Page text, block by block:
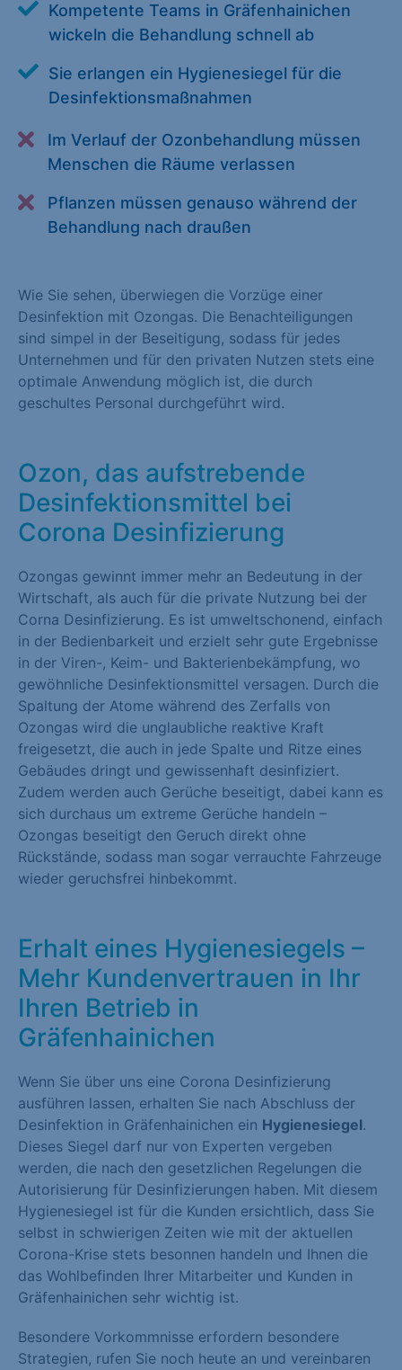
Kompetente Teams in Gräfenhainichen
wickeln die Behandlung schnell ab
Sie erlangen ein Hygienesiegel für die
Desinfektionsmaßnahmen
Im Verlauf der Ozonbehandlung müssen
Menschen die Räume verlassen
Pflanzen müssen genauso während der
Behandlung nach draußen
Wie Sie sehen, überwiegen die Vorzüge einer
Desinfektion mit Ozongas. Die Benachteiligungen
sind simpel in der Beseitigung, sodass für jedes
Unternehmen und für den privaten Nutzen stets eine
optimale Anwendung möglich ist, die durch
geschultes Personal durchgeführt wird.
Ozon, das aufstrebende
Desinfektionsmittel bei
Corona Desinfizierung
Ozongas gewinnt immer mehr an Bedeutung in der
Wirtschaft, als auch für die private Nutzung bei der
Corna Desinfizierung. Es ist umweltschonend, einfach
in der Bedienbarkeit und erzielt sehr gute Ergebnisse
in der Viren-, Keim- und Bakterienbekämpfung, wo
gewöhnliche Desinfektionsmittel versagen. Durch die
Spaltung der Atome während des Zerfalls von
Ozongas wird die unglaubliche reaktive Kraft
freigesetzt, die auch in jede Spalte und Ritze eines
Gebäudes dringt und gewissenhaft desinfiziert.
Zudem werden auch Gerüche beseitigt, dabei kann es
sich durchaus um extreme Gerüche handeln –
Ozongas beseitigt den Geruch direkt ohne
Rückstände, sodass man sogar verrauchte Fahrzeuge
wieder geruchsfrei hinbekommt.
Erhalt eines Hygienesiegels –
Mehr Kundenvertrauen in Ihr
Ihren Betrieb in
Gräfenhainichen
Wenn Sie über uns eine Corona Desinfizierung
ausführen lassen, erhalten Sie nach Abschluss der
Desinfektion in Gräfenhainichen ein Hygienesiegel.
Dieses Siegel darf nur von Experten vergeben
werden, die nach den gesetzlichen Regelungen die
Autorisierung für Desinfizierungen haben. Mit diesem
Hygienesiegel ist für die Kunden ersichtlich, dass Sie
selbst in schwierigen Zeiten wie mit der aktuellen
Corona-Krise stets besonnen handeln und Ihnen die
das Wohlbefinden Ihrer Mitarbeiter und Kunden in
Gräfenhainichen sehr wichtig ist.
Besondere Vorkommnisse erfordern besondere
Strategien, rufen Sie noch heute an und vereinbaren
Alle akzeptieren Speichern
Essenziell (1)
Essenzielle Cookies ermöglichen grundlegende Funktionen und
sind für die einwandfreie Funktion der Website erforderlich.
Statistiken (1)
Informationen helfen uns zu verstehen, wie unsere Besucher
unsere Website nutzen. Statistik Cookies erfassen Informationen
anonym. Diese Informationen helfen uns zu verstehen, wie
unsere Besucher unsere Website nutzen.
Cookie-Informationen anzeigen
verwendet, um personalisierte Werbung anzuzeigen. Sie tun
dies, indem sie Besucher über Websites hinweg verfolgen.
Cookie-Informationen anzeigen
Externe Medien (1)
Inhalte von Videoplattformen und Social-Media-Plattformen
werden standardmäßig blockiert. Wenn Cookies von externen
Medien akzeptiert werden, bedarf der Zugriff auf diese Inhalte
keiner manuellen Einwilligung mehr.
Cookie-Informationen anzeigen
Datenschutzerklärung Impressum